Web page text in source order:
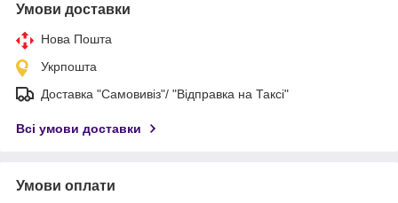
Умови доставки
Нова Пошта
Укрпошта
Доставка "Самовивіз"/ "Відправка на Таксі"
Всі умови доставки
Умови оплати